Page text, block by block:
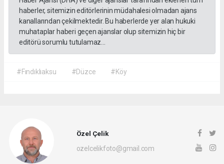
haberler, sitemizin editörlerinin müdahalesi olmadan ajans
kanallarından çekilmektedir. Bu haberlerde yer alan hukuki
muhataplar haberi geçen ajanslar olup sitemizin hiç bir
editörü sorumlu tutulamaz...
#Fındıklıaksu #Düzce #Köy
Özel Çelik
ozelcelikfoto@gmail.com